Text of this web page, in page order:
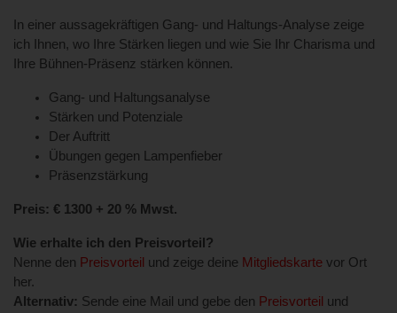
In einer aussagekräftigen Gang- und Haltungs-Analyse zeige
ich Ihnen, wo Ihre Stärken liegen und wie Sie Ihr Charisma und
Ihre Bühnen-Präsenz stärken können.
Gang- und Haltungsanalyse
Stärken und Potenziale
Der Auftritt
Übungen gegen Lampenfieber
Präsenzstärkung
Preis: € 1300 + 20 % Mwst.
Wie erhalte ich den Preisvorteil?
Nenne den Preisvorteil und zeige deine Mitgliedskarte vor Ort
her.
Alternativ: Sende eine Mail und gebe den Preisvorteil und